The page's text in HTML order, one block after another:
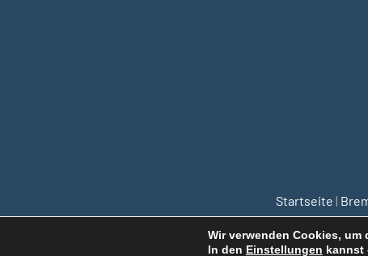
Startseite |
Wir verwenden Cookies,
In den Einstellungen kannst